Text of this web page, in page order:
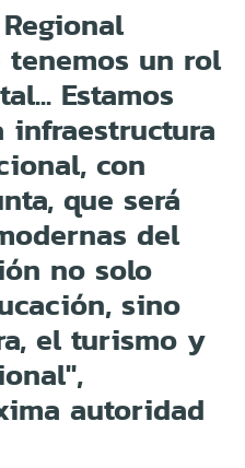
tenemos un rol
Estamos
infraestructura
con
que será
del
no solo
sino
el turismo y
autoridad